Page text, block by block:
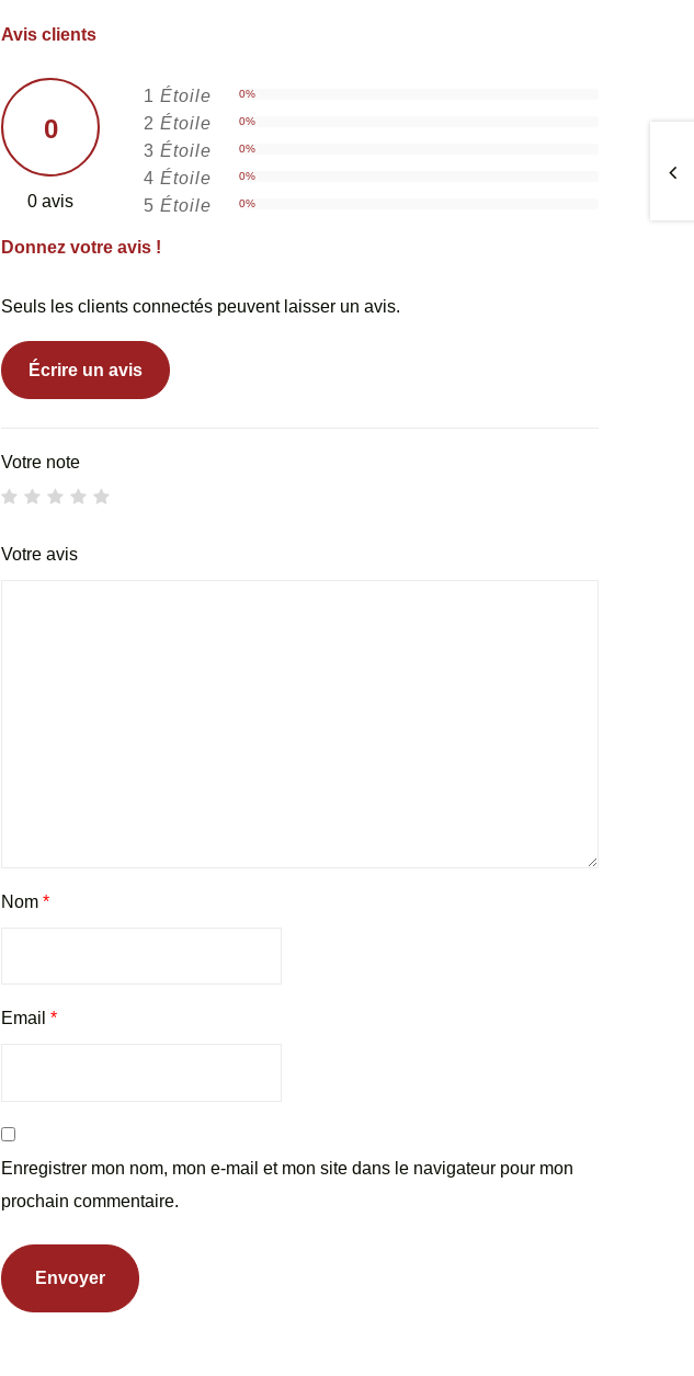
Avis clients
0
0 avis
1 Étoile 0%
2 Étoile 0%
3 Étoile 0%
4 Étoile 0%
5 Étoile 0%
Donnez votre avis !
Seuls les clients connectés peuvent laisser un avis.
Écrire un avis
Votre note
Votre avis
Nom *
Email *
Enregistrer mon nom, mon e-mail et mon site dans le navigateur pour mon
prochain commentaire.